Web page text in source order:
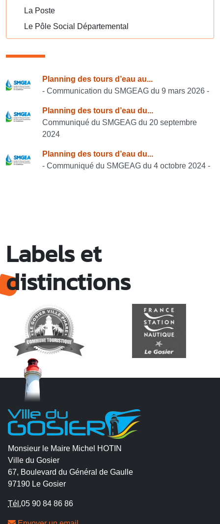
La Poste
Le Pôle Social Départemental
Consulter également
Planning des tours d’eau au...
- Communication du SMGEAG du 9 mars 2026 -
Planning des tours d’eau du...
Communiqué du SMGEAG du 20 septembre
2024
Planning des tours d’eau du...
- Communiqué du SMGEAG du 4 octobre 2024 -
Labels et
distinctions
Monsieur le Maire Michel HOTIN
Ville du Gosier
67, Boulevard du Général de Gaulle
97190 Le Gosier
Tél.05 90 84 86 86